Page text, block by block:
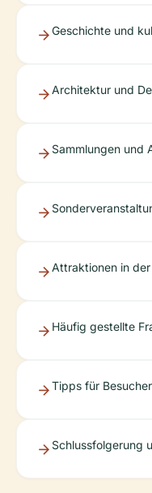
Geschichte und
Architektur und
Sammlungen und
Attraktionen in
Häufig gestellte
Tipps für Besucher
Schlussfolgerung